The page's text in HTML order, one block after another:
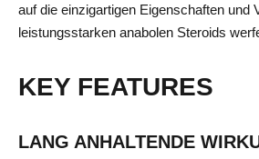
auf die einzigartigen Eigenschaften und
leistungsstarken anabolen Steroids
KEY FEATURES
LANG ANHALTENDE